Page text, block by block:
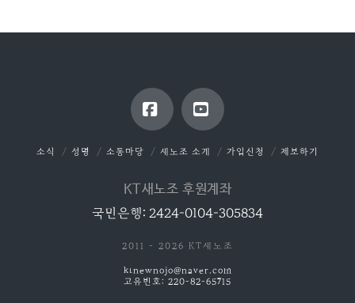
FacebookYouTube
소식 성명 소통마당 새노조 소개 가입신청 제보하기
KT새노조 후원계좌
국민은행: 2424-0104-305834
2011 - 2026 KT새노조
ktnewnojo@naver.com
고유번호: 220-82-65715